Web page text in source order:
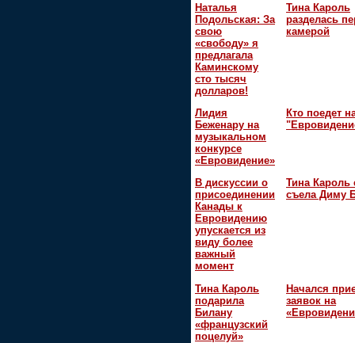
Наталья
Подольская: За
свою
«свободу» я
предлагала
Каминскому
сто тысяч
долларов!
Тина Кароль
разделась
камерой
Лидия
Беженару на
музыкальном
конкурсе
«Евровидение»
Кто поедет
В дискуссии о
присоединении
Канады к
Евровидению
упускается из
виду более
важный
момент
Тина Кароль
съела Диму
Тина Кароль
подарила
Билану
«французский
поцелуй»
Начался
заявок на